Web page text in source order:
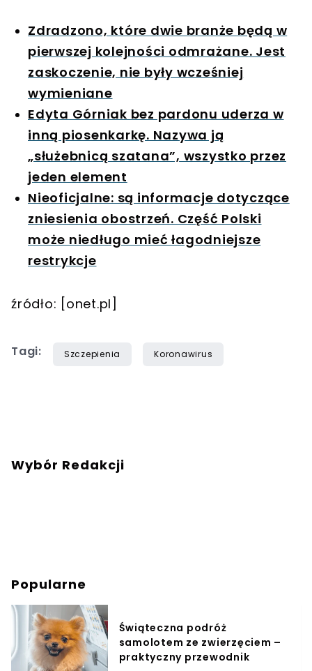
Zdradzono, które dwie branże będą w
pierwszej kolejności odmrażane. Jest
zaskoczenie, nie były wcześniej
wymieniane
Edyta Górniak bez pardonu uderza w
inną piosenkarkę. Nazywa ją
„służebnicą szatana”, wszystko przez
jeden element
Nieoficjalne: są informacje dotyczące
zniesienia obostrzeń. Część Polski
może niedługo mieć łagodniejsze
restrykcje
źródło: [onet.pl]
Tagi: Szczepienia Koronawirus
Wybór Redakcji
Popularne
Świąteczna podróż
samolotem ze zwierzęciem –
praktyczny przewodnik